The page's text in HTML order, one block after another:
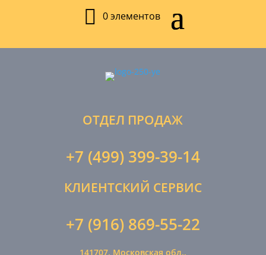
0 элементов
ОТДЕЛ ПРОДАЖ
+7 (499) 399-39-14
КЛИЕНТСКИЙ СЕРВИС
+7 (916) 869-55-22
141707, Московская обл.,